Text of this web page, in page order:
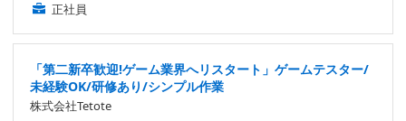
正社員
「第二新卒歓迎!ゲーム業界へリスタート」ゲームテスター/
未経験OK/研修あり/シンプル作業
株式会社Tetote